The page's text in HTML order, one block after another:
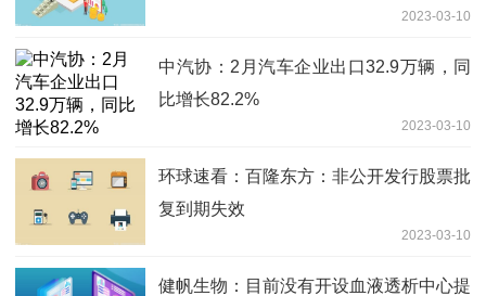
2023-03-10
中汽协：2月汽车企业出口32.9万辆，同
比增长82.2%
2023-03-10
环球速看：百隆东方：非公开发行股票批
复到期失效
2023-03-10
健帆生物：目前没有开设血液透析中心提